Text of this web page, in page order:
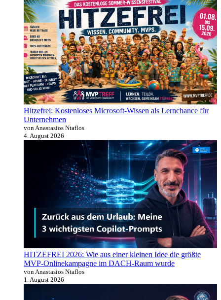
Hitzefrei: Kostenloses Microsoft-Wissen als Lernchance für
Unternehmen
von Anastasios Ntaflos
4. August 2026
HITZEFREI 2026: Wie aus einer kleinen Idee die größte
MVP-Onlinekampagne im DACH-Raum wurde
von Anastasios Ntaflos
1. August 2026